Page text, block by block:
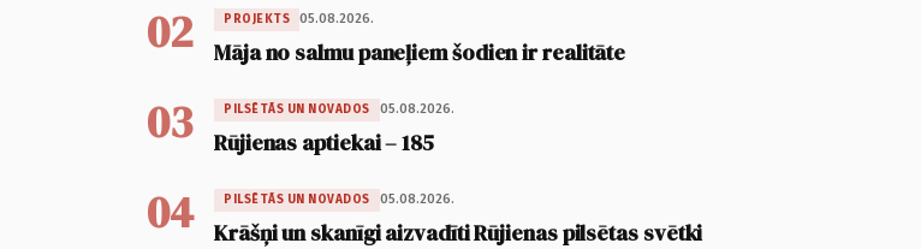
02 PROJEKTS 05.08.2026.
Māja no salmu paneļiem šodien ir realitāte
03 PILSĒTĀS UN NOVADOS 05.08.2026.
Rūjienas aptiekai – 185
04 PILSĒTĀS UN NOVADOS 05.08.2026.
Krāšņi un skanīgi aizvadīti Rūjienas pilsētas svētki